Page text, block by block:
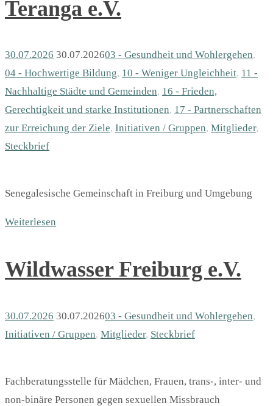
Teranga e.V.
30.07.2026 30.07.202603 - Gesundheit und Wohlergehen,
04 - Hochwertige Bildung, 10 - Weniger Ungleichheit, 11 -
Nachhaltige Städte und Gemeinden, 16 - Frieden,
Gerechtigkeit und starke Institutionen, 17 - Partnerschaften
zur Erreichung der Ziele, Initiativen / Gruppen, Mitglieder,
Steckbrief
Senegalesische Gemeinschaft in Freiburg und Umgebung
Weiterlesen
Wildwasser Freiburg e.V.
30.07.2026 30.07.202603 - Gesundheit und Wohlergehen,
Initiativen / Gruppen, Mitglieder, Steckbrief
Fachberatungsstelle für Mädchen, Frauen, trans-, inter- und
non-binäre Personen gegen sexuellen Missbrauch